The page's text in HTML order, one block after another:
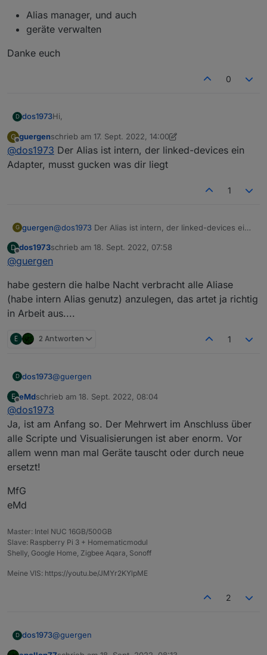
Alias manager, und auch
geräte verwalten
Danke euch
0
D dos1973Hi,
Ich gebs frei raus zu, habe den thread nicht im
ganzen gelesen zu haben
Ich will mich auch in die Alias Welt einlesen und
möchte sicherstellen das richtige Tool zu installieren.
G
Offline
guergenschrieb am 17. Sept. 2022, 14:00
zuletzt editiert von guergen
@dos1973 Der Alias ist intern, der linked-devices ein
Adapter, musst gucken was dir liegt
1
G guergen@dos1973 Der Alias ist intern, der linked-devices ein
D dos1973schrieb am 18. Sept. 2022, 07:58
zuletzt editiert von
@guergen
habe gestern die halbe Nacht verbracht alle Aliase
(habe intern Alias genutz) anzulegen, das artet ja richtig
in Arbeit aus....
E 2 Antworten 1
D dos1973@guergen
habe gestern die halbe Nacht verbracht alle Aliase
(habe intern Alias genutz) anzulegen, das artet ja
richtig in Arbeit aus....
E
Offline
eMdschrieb am 18. Sept. 2022, 08:04
zuletzt editiert von
@dos1973
Ja, ist am Anfang so. Der Mehrwert im Anschluss über
alle Scripte und Visualisierungen ist aber enorm. Vor
allem wenn man mal Geräte tauscht oder durch neue
ersetzt!
MfG
eMd
Master: Intel NUC 16GB/500GB
Slave: Raspberry Pi 3 + Homematicmodul
Shelly, Google Home, Zigbee Aqara, Sonoff
Meine VIS: https://youtu.be/JMYr2KYlpME
2
D dos1973@guergen